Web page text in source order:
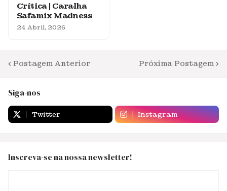
Crítica | Caralha
Safamix Madness
24 Abril, 2026
Postagem Anterior Próxima Postagem
Siga-nos
Twitter Instagram
Inscreva-se na nossa newsletter!